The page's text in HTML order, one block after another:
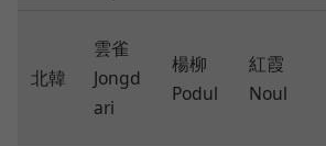
北韓
雲雀
Jongd
ari
楊柳
Podul
紅霞
Noul